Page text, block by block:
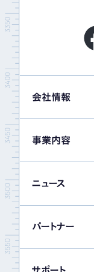
会社情報
事業内容
ニュース
パートナー
サポート